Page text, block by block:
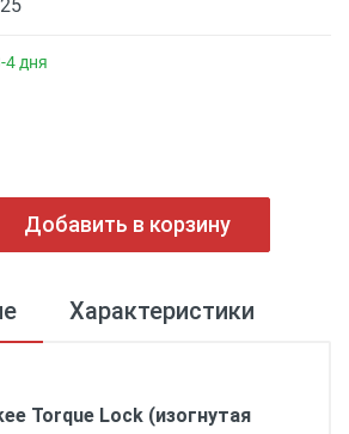
дня
Добавить в корзину
Характеристики
Torque Lock (изогнутая